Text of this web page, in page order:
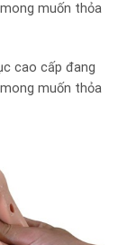
muốn thỏa
cao cấp đang
muốn thỏa